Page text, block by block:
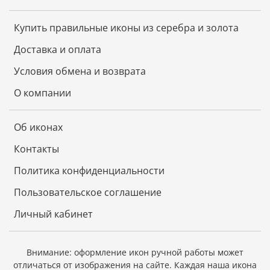
Кролик – знак ласковый и нежный, ценит семью,
помогает обрести и сохранить любовь и семейное
жизни.
Год водяного Кролика благоприятен для того, чтобы
покупки дома, создания семьи.
Кролик – идеальный семьянин и прекрасный
дипломат. Покровительствует романтикам и
влюбленным, а также тем, кто работает с людьми:
юристам, учителям, психологам, медикам,
соцработникам и др.
Удачу в делах Кролик дарит тем, кто «семь раз
Купить правильные иконы из серебра и золота
Доставка и оплата
Условия обмена и возврата
О компании
Об иконах
Контакты
Политика конфиденциальности
Пользовательское соглашение
Личный кабинет
Внимание: оформление икон ручной работы может
отличаться от изображения на сайте. Каждая наша икона